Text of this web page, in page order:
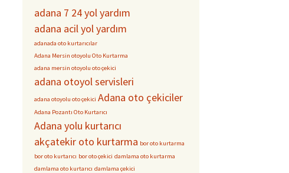
adana 7 24 yol yardım
adana acil yol yardım
adanada oto kurtarıcılar
Adana Mersin otoyolu Oto Kurtarma
adana mersin otoyolu oto çekici
adana otoyol servisleri
adana otoyolu oto çekici Adana oto çekiciler
Adana Pozantı Oto Kurtarıcı
Adana yolu kurtarıcı
akçatekir oto kurtarma bor oto kurtarma
bor oto kurtarıcı bor oto çekici damlama oto kurtarma
damlama oto kurtarıcı damlama çekici